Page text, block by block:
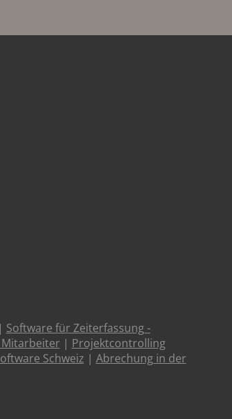
Software für Zeiterfassung -
| Projektcontrolling
Schweiz | Abrechung in der